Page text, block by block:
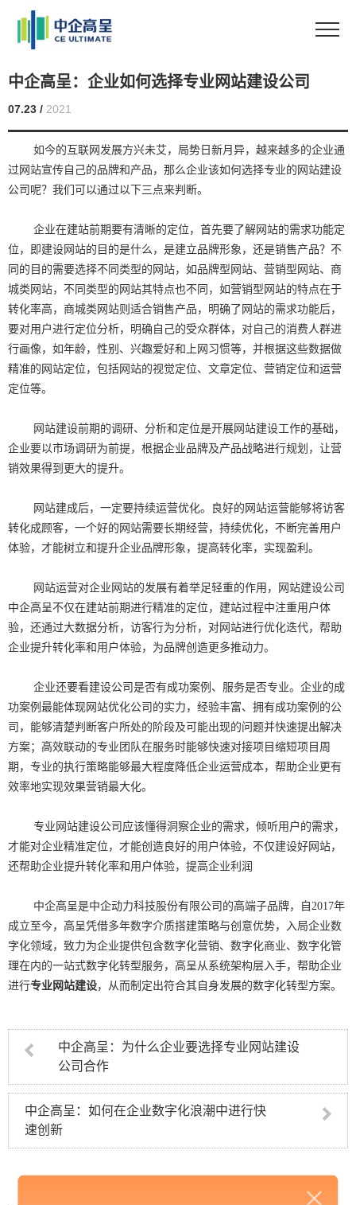
中企高呈：企业如何选择专业网站建设公司
07.23 / 2021
如今的互联网发展方兴未艾，局势日新月异，越来越多的企业通
过网站宣传自己的品牌和产品，那么企业该如何选择专业的网站建设
公司呢？我们可以通过以下三点来判断。
企业在建站前期要有清晰的定位，首先要了解网站的需求功能定
位，即建设网站的目的是什么，是建立品牌形象，还是销售产品？不
同的目的需要选择不同类型的网站，如品牌型网站、营销型网站、商
城类网站，不同类型的网站其特点也不同，如营销型网站的特点在于
转化率高，商城类网站则适合销售产品，明确了网站的需求功能后，
要对用户进行定位分析，明确自己的受众群体，对自己的消费人群进
行画像，如年龄，性别、兴趣爱好和上网习惯等，并根据这些数据做
精准的网站定位，包括网站的视觉定位、文章定位、营销定位和运营
定位等。
网站建设前期的调研、分析和定位是开展网站建设工作的基础，
企业要以市场调研为前提，根据企业品牌及产品战略进行规划，让营
销效果得到更大的提升。
网站建成后，一定要持续运营优化。良好的网站运营能够将访客
转化成顾客，一个好的网站需要长期经营，持续优化，不断完善用户
体验，才能树立和提升企业品牌形象，提高转化率，实现盈利。
网站运营对企业网站的发展有着举足轻重的作用，网站建设公司
中企高呈不仅在建站前期进行精准的定位，建站过程中注重用户体
验，还通过大数据分析，访客行为分析，对网站进行优化迭代，帮助
企业提升转化率和用户体验，为品牌创造更多推动力。
企业还要看建设公司是否有成功案例、服务是否专业。企业的成
功案例最能体现网站优化公司的实力，经验丰富、拥有成功案例的公
司，能够清楚判断客户所处的阶段及可能出现的问题并快速提出解决
方案；高效联动的专业团队在服务时能够快速对接项目缩短项目周
期，专业的执行策略能够最大程度降低企业运营成本，帮助企业更有
效率地实现效果营销最大化。
专业网站建设公司应该懂得洞察企业的需求，倾听用户的需求，
才能对企业精准定位，才能创造良好的用户体验，不仅建设好网站，
还帮助企业提升转化率和用户体验，提高企业利润
中企高呈是中企动力科技股份有限公司的高端子品牌，自2017年
成立至今，高呈凭借多年数字介质搭建策略与创意优势，入局企业数
字化领域，致力为企业提供包含数字化营销、数字化商业、数字化管
理在内的一站式数字化转型服务，高呈从系统架构层入手，帮助企业
进行专业网站建设，从而制定出符合其自身发展的数字化转型方案。
中企高呈：为什么企业要选择专业网站建设
公司合作
中企高呈：如何在企业数字化浪潮中进行快
速创新